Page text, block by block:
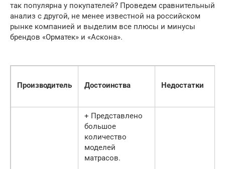
так популярна у покупателей? Проведем сравнительный
анализ с другой, не менее известной на российском
рынке компанией и выделим все плюсы и минусы
брендов «Орматек» и «Аскона».
Производитель Достоинства Недостатки
+ Представлено
большое
количество
моделей
матрасов.